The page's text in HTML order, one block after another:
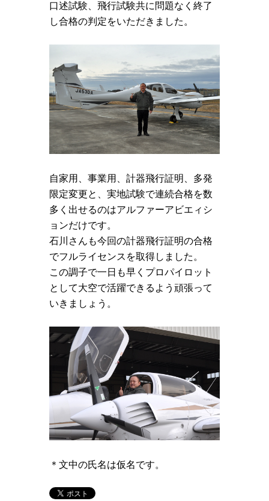
口述試験、飛行試験共に問題なく終了
し合格の判定をいただきました。
自家用、事業用、計器飛行証明、多発
限定変更と、実地試験で連続合格を数
多く出せるのはアルファーアビエィシ
ョンだけです。
石川さんも今回の計器飛行証明の合格
でフルライセンスを取得しました。
この調子で一日も早くプロパイロット
として大空で活躍できるよう頑張って
いきましょう。
＊文中の氏名は仮名です。